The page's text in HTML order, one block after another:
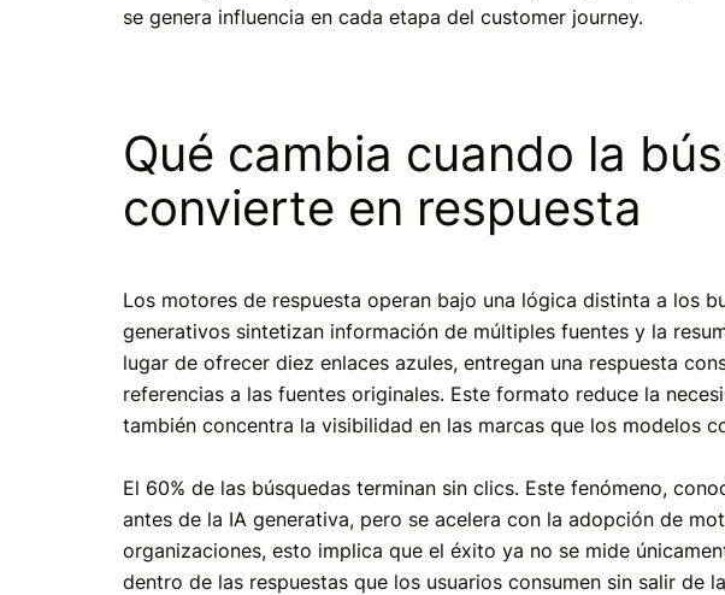
se genera influencia en cada etapa del customer journey.
Qué cambia cuando la
convierte en respuesta
Los motores de respuesta operan bajo una lógica distinta a los
generativos sintetizan información de múltiples fuentes y la
lugar de ofrecer diez enlaces azules, entregan una respuesta
referencias a las fuentes originales. Este formato reduce la
también concentra la visibilidad en las marcas que los modelos
El 60% de las búsquedas terminan sin clics. Este fenómeno,
antes de la IA generativa, pero se acelera con la adopción de
organizaciones, esto implica que el éxito ya no se mide
dentro de las respuestas que los usuarios consumen sin salir de